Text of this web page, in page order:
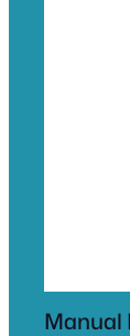
Manual